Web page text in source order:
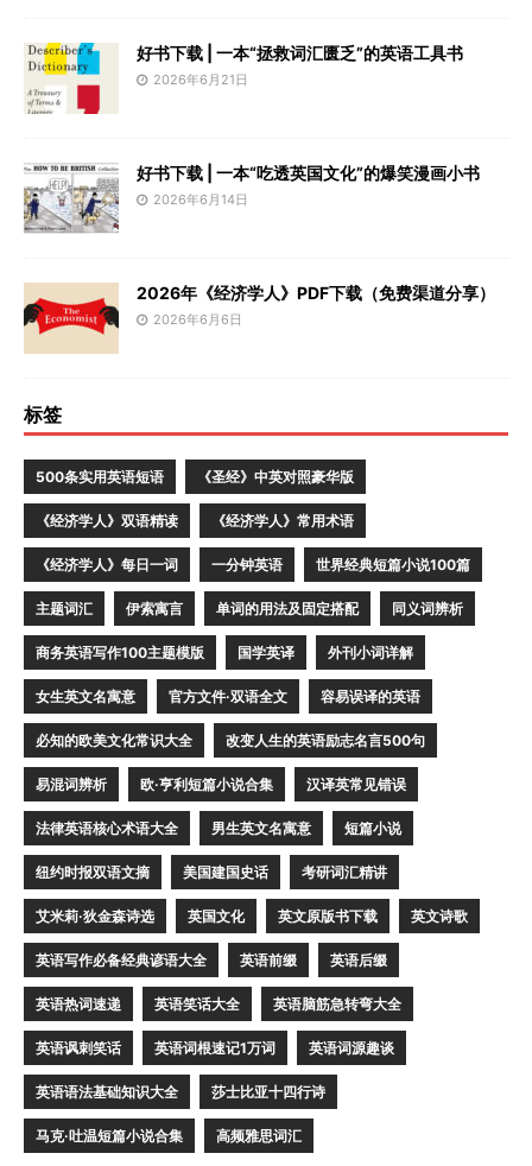
好书下载 | 一本“拯救词汇匮乏”的英语工具书
2026年6月21日
好书下载 | 一本“吃透英国文化”的爆笑漫画小书
2026年6月14日
2026年《经济学人》PDF下载（免费渠道分享）
2026年6月6日
标签
500条实用英语短语 《圣经》中英对照豪华版
《经济学人》双语精读 《经济学人》常用术语
《经济学人》每日一词 一分钟英语 世界经典短篇小说100篇
主题词汇 伊索寓言 单词的用法及固定搭配 同义词辨析
商务英语写作100主题模版 国学英译 外刊小词详解
女生英文名寓意 官方文件·双语全文 容易误译的英语
必知的欧美文化常识大全 改变人生的英语励志名言500句
易混词辨析 欧·亨利短篇小说合集 汉译英常见错误
法律英语核心术语大全 男生英文名寓意 短篇小说
纽约时报双语文摘 美国建国史话 考研词汇精讲
艾米莉·狄金森诗选 英国文化 英文原版书下载 英文诗歌
英语写作必备经典谚语大全 英语前缀 英语后缀
英语热词速递 英语笑话大全 英语脑筋急转弯大全
英语讽刺笑话 英语词根速记1万词 英语词源趣谈
英语语法基础知识大全 莎士比亚十四行诗
马克·吐温短篇小说合集 高频雅思词汇